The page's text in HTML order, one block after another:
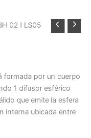
02 I LS05
formada por un cuerpo
1 difusor esférico
que emite la esfera
interna ubicada entre